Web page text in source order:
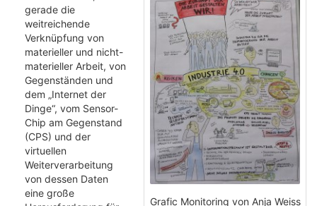
Grafic Monitoring von Anja Weiss
gerade die
weitreichende
Verknüpfung von
materieller und nicht-
materieller Arbeit, von
Gegenständen und
dem „Internet der
Dinge“, vom Sensor-
Chip am Gegenstand
(CPS) und der
virtuellen
Weiterverarbeitung
von dessen Daten
eine große